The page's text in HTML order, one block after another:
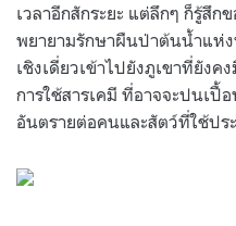
เวลาอีกสักระยะ แต่ลึกๆ ก็รู้สึ
พยายามรักษาผืนป่าต้นน้ำแห่
เชิงเดี่ยวเข้าไปยังภูเขาที่ยัง
การใช้สารเคมี ที่อาจจะปนเ
อันตรายต่อคนและสัตว์ที่ใช้ปร